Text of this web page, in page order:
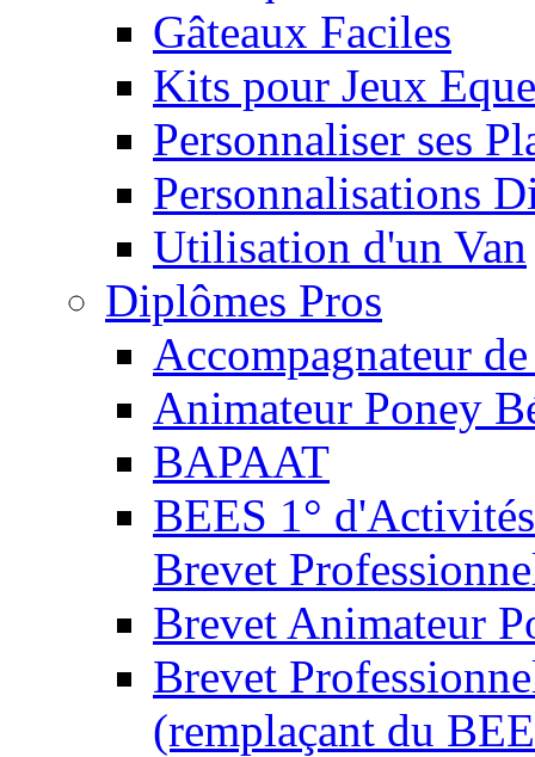
Gâteaux Faciles
Kits pour Jeux
Personnaliser ses
Personnalisations
Utilisation d'un Van
Diplômes Pros
Accompagnateur
Animateur Poney
BAPAAT
BEES 1°
Brevet
Brevet Animateur
Brevet
(remplaçant du